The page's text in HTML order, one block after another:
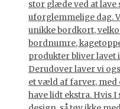
stor glæde ved at
uforglemmelige dag.
unikke bordkort,
bordnumre,
produkter bliver lavet
Derudover laver vi
et væld af farver, med
have lidt ekstra. Hvis